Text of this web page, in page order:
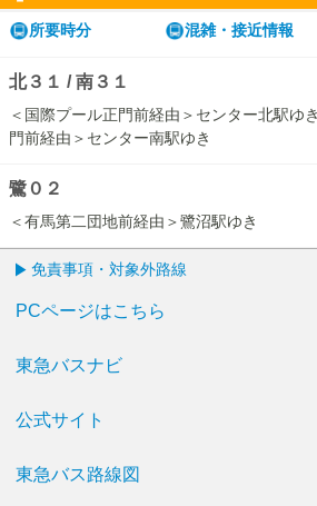
b
所要時分 混雑・接近情報
北３１ / 南３１
＜国際プール正門前経由＞センター北駅ゆ
門前経由＞センター南駅ゆき
鷺０２
＜有馬第二団地前経由＞鷺沼駅ゆき
免責事項・対象外路線
PCページはこちら
東急バスナビ
公式サイト
東急バス路線図